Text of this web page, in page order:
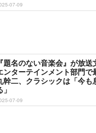
07-09
『題名のない音楽会』が放
ンターテインメント部門
幹二、クラシックは「今も
07-09